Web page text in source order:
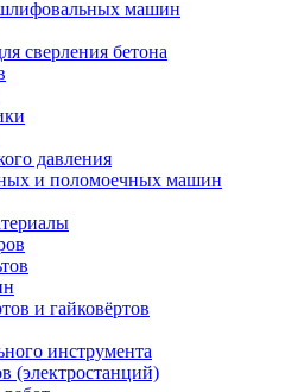
машин
сверления бетона
давления
и поломоечных машин
и гайковёртов
инструмента
(электростанций)